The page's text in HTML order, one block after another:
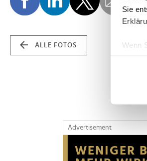
Sie
Wenn
Wir
ALLE FOTOS
Advertisement